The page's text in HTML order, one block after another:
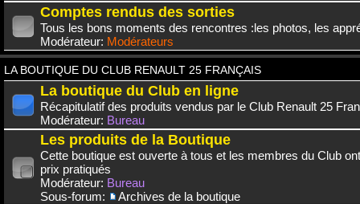
Comptes rendus des sorties
Tous les bons moments des rencontres :les photos, les
Modérateur: Modérateurs
LA BOUTIQUE DU CLUB RENAULT 25 FRANÇAIS
La boutique du Club en ligne
Récapitulatif des produits vendus par le Club Renault 25
Modérateur: Bureau
Les produits de la Boutique
Cette boutique est ouverte à tous et les membres du Club
prix pratiqués
Modérateur: Bureau
Sous-forum:
Archives de la boutique